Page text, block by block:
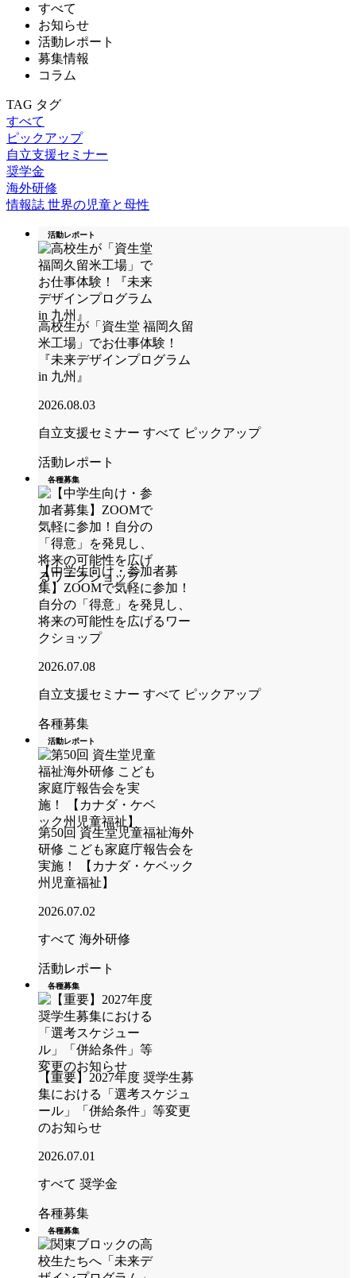
すべて
お知らせ
活動レポート
募集情報
コラム
TAG タグ
すべて
ピックアップ
自立支援セミナー
奨学金
海外研修
情報誌 世界の児童と母性
活動レポート
高校生が「資生堂 福岡久留
米工場」でお仕事体験！
『未来デザインプログラム
in 九州』
2026.08.03
自立支援セミナー すべて ピックアップ
活動レポート
各種募集
【中学生向け・参加者募
集】ZOOMで気軽に参加！
自分の「得意」を発見し、
将来の可能性を広げるワー
クショップ
2026.07.08
自立支援セミナー すべて ピックアップ
各種募集
活動レポート
第50回 資生堂児童福祉海外
研修 こども家庭庁報告会を
実施！ 【カナダ・ケベック
州児童福祉】
2026.07.02
すべて 海外研修
活動レポート
各種募集
【重要】2027年度 奨学生募
集における「選考スケジュ
ール」「併給条件」等変更
のお知らせ
2026.07.01
すべて 奨学金
各種募集
各種募集